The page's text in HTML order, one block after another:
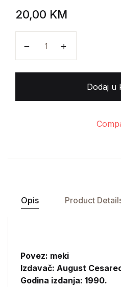
20,00 KM
Dodaj u
Opis Product
Povez: meki
Izdavač: August
Godina izdanja: 1990.